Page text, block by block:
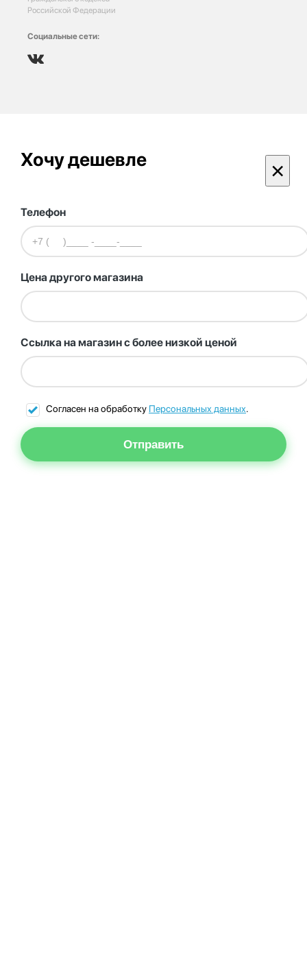
Российской Федерации
Социальные сети:
Хочу дешевле ×
Телефон
Цена другого магазина
Ссылка на магазин с более низкой ценой
Согласен на обработку Персональных данных.
Отправить